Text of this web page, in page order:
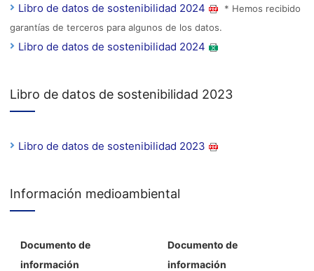
Libro de datos de sostenibilidad 2024
* Hemos recibido
garantías de terceros para algunos de los datos.
Libro de datos de sostenibilidad 2024
Libro de datos de sostenibilidad 2023
Libro de datos de sostenibilidad 2023
Información medioambiental
Documento de
información
Documento de
información